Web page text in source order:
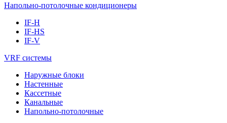
Напольно-потолочные кондиционеры
IF-H
IF-HS
IF-V
VRF системы
Наружные блоки
Настенные
Кассетные
Канальные
Напольно-потолочные